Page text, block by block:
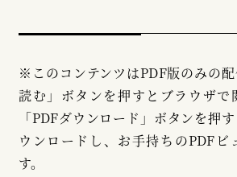
※このコンテンツはPDF版のみの
読む」ボタンを押すとブラウザで
「PDFダウンロード」ボタンを押
ウンロードし、お手持ちのPDFビ
す。